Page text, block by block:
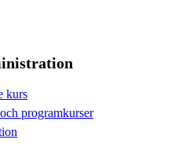
kurs
programkurser